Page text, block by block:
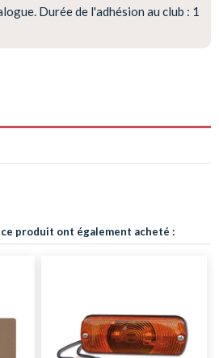
Durée de l'adhésion au club : 1
produit ont également acheté :